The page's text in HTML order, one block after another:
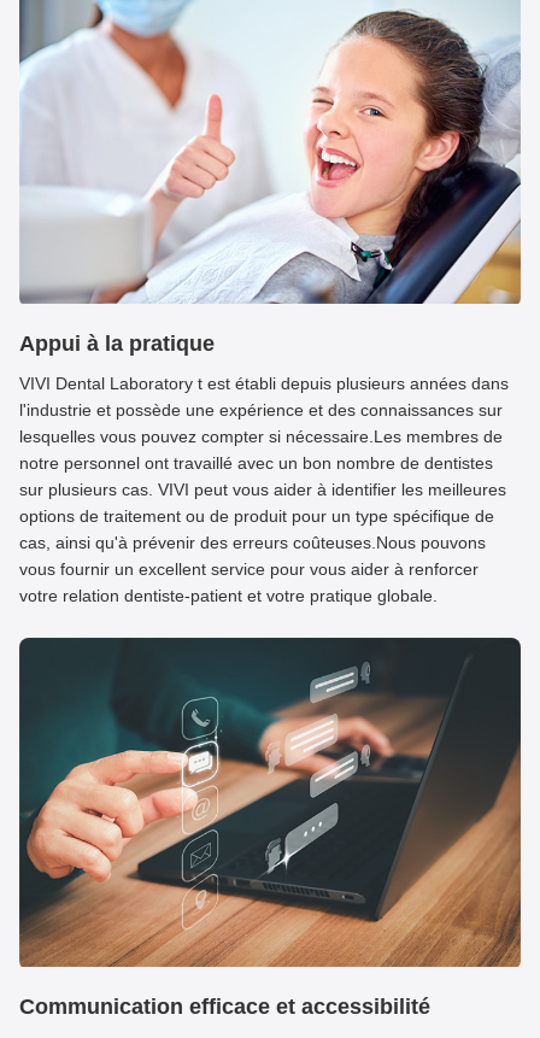
Pont implanté
Appui à la pratique
VIVI Dental Laboratory t est établi depuis plusieurs années dans
l'industrie et possède une expérience et des connaissances sur
lesquelles vous pouvez compter si nécessaire.Les membres de
notre personnel ont travaillé avec un bon nombre de dentistes
sur plusieurs cas. VIVI peut vous aider à identifier les meilleures
options de traitement ou de produit pour un type spécifique de
cas, ainsi qu'à prévenir des erreurs coûteuses.Nous pouvons
vous fournir un excellent service pour vous aider à renforcer
votre relation dentiste-patient et votre pratique globale.
Communication efficace et accessibilité